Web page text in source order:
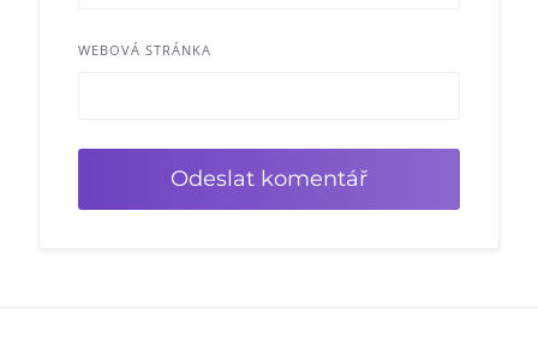
WEBOVÁ STRÁNKA